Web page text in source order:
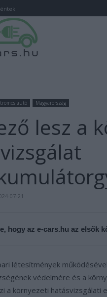
autó Magyarország
lesz a
07-21
hogy az e-cars.hu az elsők
létesítmények
védelmére és a
a környezeti hatásvizsgálati